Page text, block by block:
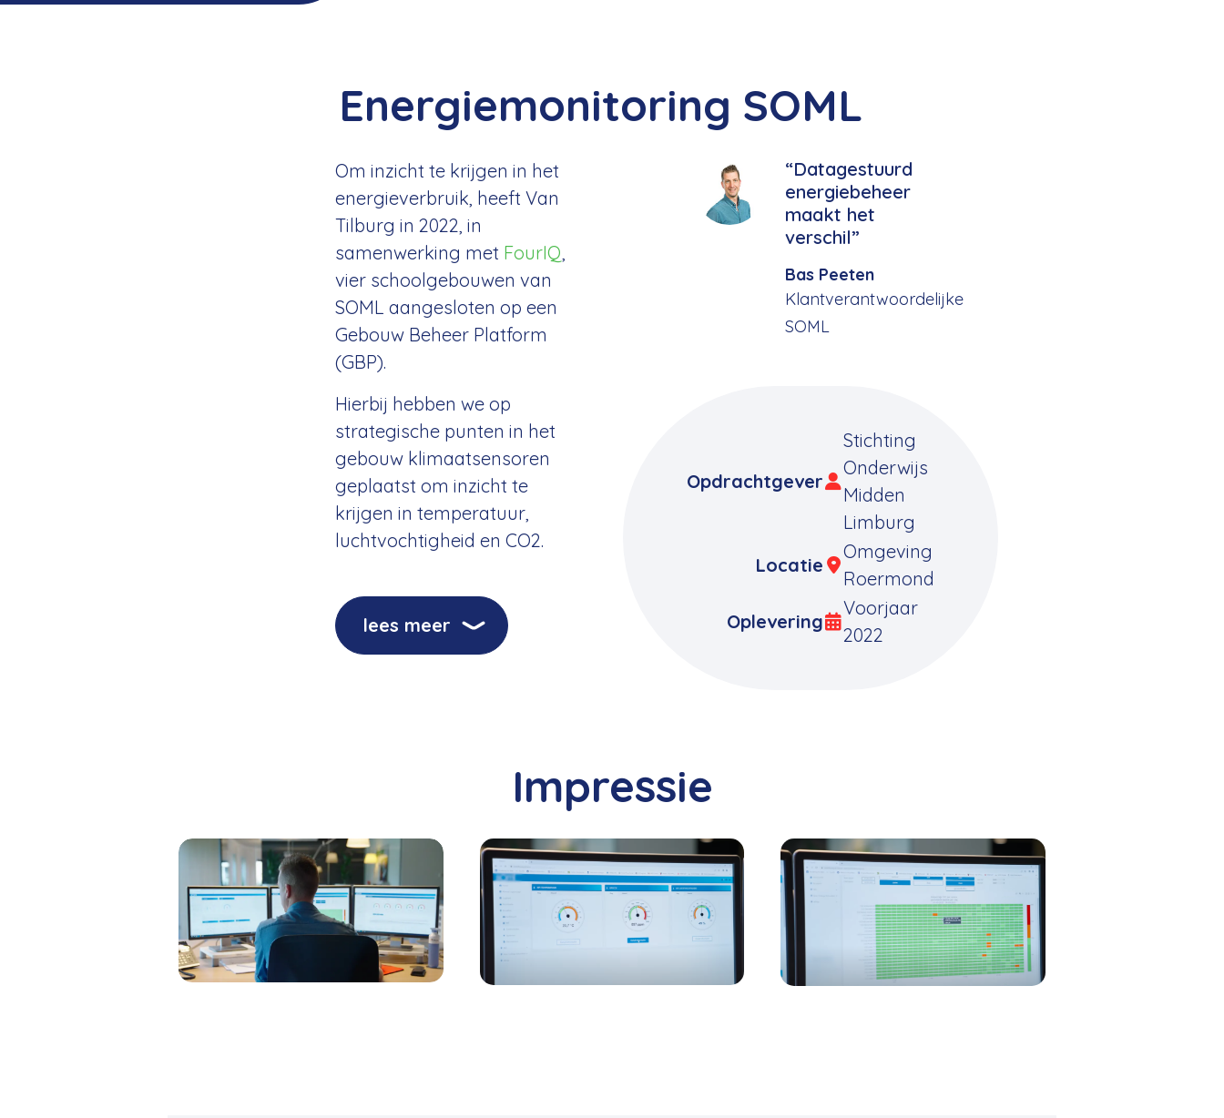
Energiemonitoring SOML
Om inzicht te krijgen in het
energieverbruik, heeft Van
Tilburg in 2022, in
samenwerking met FourIQ
vier schoolgebouwen van
SOML aangesloten op een
Gebouw Beheer Platform
(GBP).
Hierbij hebben we op
strategische punten in het
gebouw klimaatsensoren
geplaatst om inzicht te
krijgen in temperatuur,
luchtvochtigheid en CO2.
lees meer
“Datagestuurd
energiebeheer
maakt het
verschil”
Bas Peeten
Klantverantwoordelijke
SOML
Opdrachtgever
Stichting
Onderwijs
Midden
Limburg
Locatie
Omgeving
Roermond
Oplevering
Voorjaar
2022
Impressie